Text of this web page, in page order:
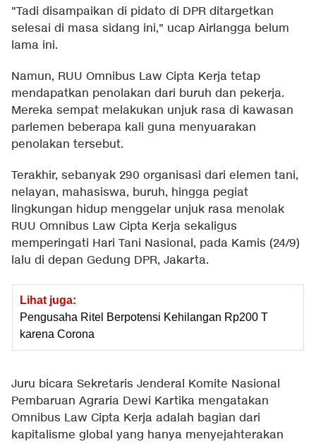
"Tadi disampaikan di pidato di DPR ditargetkan
selesai di masa sidang ini," ucap Airlangga belum
lama ini.
Namun, RUU Omnibus Law Cipta Kerja tetap
mendapatkan penolakan dari buruh dan pekerja.
Mereka sempat melakukan unjuk rasa di kawasan
parlemen beberapa kali guna menyuarakan
penolakan tersebut.
Terakhir, sebanyak 290 organisasi dari elemen tani,
nelayan, mahasiswa, buruh, hingga pegiat
lingkungan hidup menggelar unjuk rasa menolak
RUU Omnibus Law Cipta Kerja sekaligus
memperingati Hari Tani Nasional, pada Kamis (24/9)
lalu di depan Gedung DPR, Jakarta.
Lihat juga:
Pengusaha Ritel Berpotensi Kehilangan Rp200 T
karena Corona
Juru bicara Sekretaris Jenderal Komite Nasional
Pembaruan Agraria Dewi Kartika mengatakan
Omnibus Law Cipta Kerja adalah bagian dari
kapitalisme global yang hanya menyejahterakan